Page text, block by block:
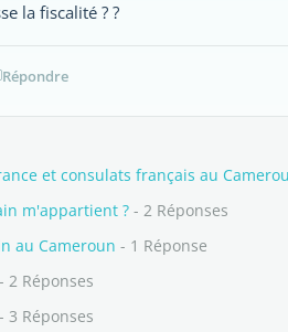
la fiscalité ? ?
Répondre
et consulats français au
m'appartient ? - 2 Réponses
au Cameroun - 1 Réponse
- 2 Réponses
- 3 Réponses